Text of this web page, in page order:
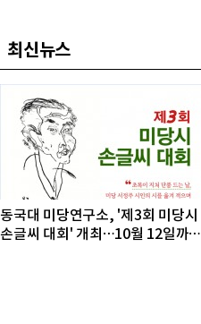
최신뉴스
동국대 미당연구소, '제3회 미당시
손글씨 대회' 개최…10월 12일까지